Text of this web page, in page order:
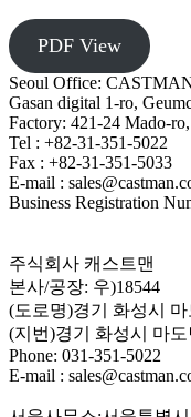
PDF View
Seoul Office:
Gasan digital 1-ro,
Factory: 421-24 Mado-
Tel : +82-31-351-5022
Fax : +82-31-351-5033
E-mail :
Business Registration
주식회사 캐스트맨
본사/공장: 우)18544
(도로명)경기 화성시
(지번)경기 화성시 마도
Phone: 031-351-5022
E-mail :